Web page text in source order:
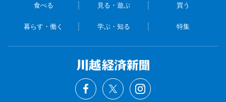
食べる 見る・遊ぶ 買う
暮らす・働く 学ぶ・知る 特集